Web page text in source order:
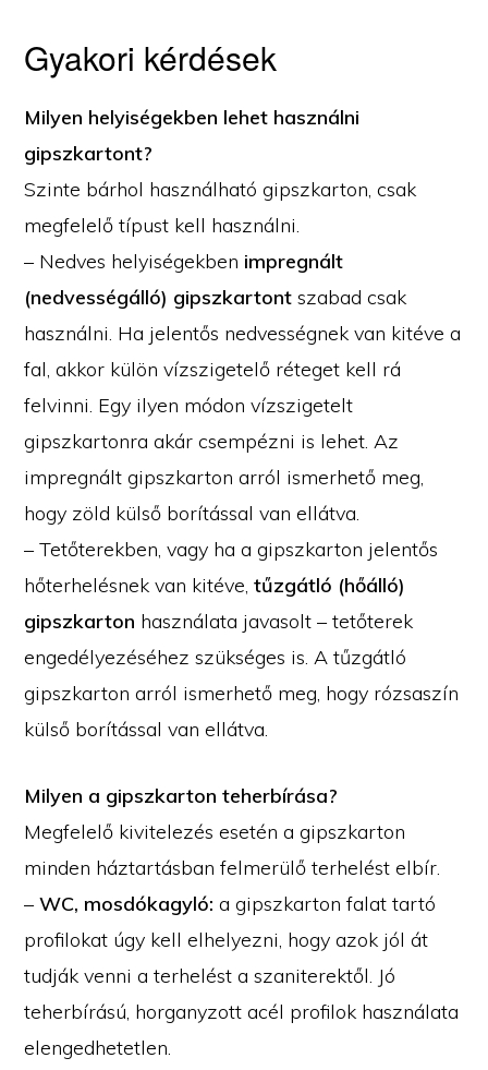
Gyakori kérdések
Milyen helyiségekben lehet használni
gipszkartont?
Szinte bárhol használható gipszkarton, csak
megfelelő típust kell használni.
– Nedves helyiségekben impregnált
(nedvességálló) gipszkartont szabad csak
használni. Ha jelentős nedvességnek van kitéve a
fal, akkor külön vízszigetelő réteget kell rá
felvinni. Egy ilyen módon vízszigetelt
gipszkartonra akár csempézni is lehet. Az
impregnált gipszkarton arról ismerhető meg,
hogy zöld külső borítással van ellátva.
– Tetőterekben, vagy ha a gipszkarton jelentős
hőterhelésnek van kitéve,tűzgátló (hőálló)
gipszkarton használata javasolt – tetőterek
engedélyezéséhez szükséges is. A tűzgátló
gipszkarton arról ismerhető meg, hogy rózsaszín
külső borítással van ellátva.
Milyen a gipszkarton teherbírása?
Megfelelő kivitelezés esetén a gipszkarton
minden háztartásban felmerülő terhelést elbír.
–WC, mosdókagyló: a gipszkarton falat tartó
profilokat úgy kell elhelyezni, hogy azok jól át
tudják venni a terhelést a szaniterektől. Jó
teherbírású, horganyzott acél profilok használata
elengedhetetlen.